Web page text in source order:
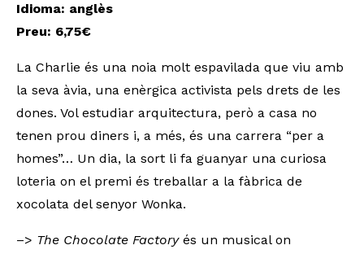
Idioma: anglès
Preu: 6,75€
La Charlie és una noia molt espavilada que viu amb
la seva àvia, una enèrgica activista pels drets de les
dones. Vol estudiar arquitectura, però a casa no
tenen prou diners i, a més, és una carrera “per a
homes”… Un dia, la sort li fa guanyar una curiosa
loteria on el premi és treballar a la fàbrica de
xocolata del senyor Wonka.
–> The Chocolate Factoryés un musical on